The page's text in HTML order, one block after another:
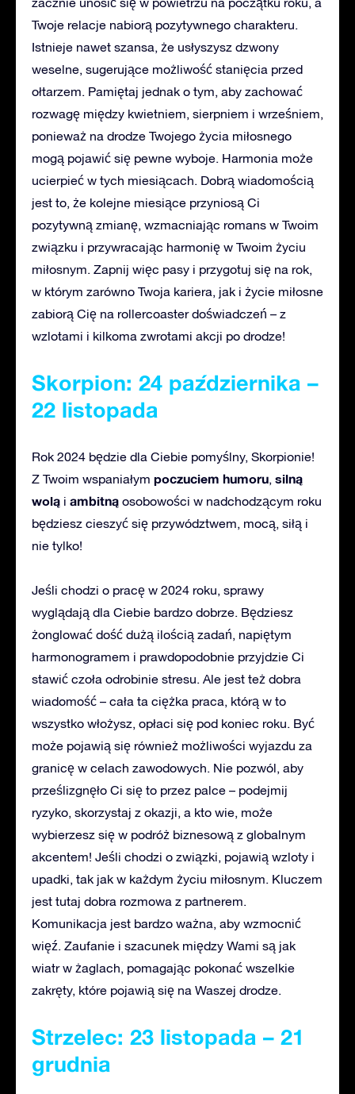
Twoje relacje nabiorą pozytywnego charakteru.
Istnieje nawet szansa, że usłyszysz dzwony
weselne, sugerujące możliwość stanięcia przed
ołtarzem. Pamiętaj jednak o tym, aby zachować
rozwagę między kwietniem, sierpniem i wrześniem,
ponieważ na drodze Twojego życia miłosnego
mogą pojawić się pewne wyboje. Harmonia może
ucierpieć w tych miesiącach. Dobrą wiadomością
jest to, że kolejne miesiące przyniosą Ci
pozytywną zmianę, wzmacniając romans w Twoim
związku i przywracając harmonię w Twoim życiu
miłosnym. Zapnij więc pasy i przygotuj się na rok,
w którym zarówno Twoja kariera, jak i życie miłosne
zabiorą Cię na rollercoaster doświadczeń – z
wzlotami i kilkoma zwrotami akcji po drodze!
Skorpion: 24 października –
22 listopada
Rok 2024 będzie dla Ciebie pomyślny, Skorpionie!
Z Twoim wspaniałym poczuciem humoru, silną
wolą i ambitną osobowości w nadchodzącym roku
będziesz cieszyć się przywództwem, mocą, siłą i
nie tylko!
Jeśli chodzi o pracę w 2024 roku, sprawy
wyglądają dla Ciebie bardzo dobrze. Będziesz
żonglować dość dużą ilością zadań, napiętym
harmonogramem i prawdopodobnie przyjdzie Ci
stawić czoła odrobinie stresu. Ale jest też dobra
wiadomość – cała ta ciężka praca, którą w to
wszystko włożysz, opłaci się pod koniec roku. Być
może pojawią się również możliwości wyjazdu za
granicę w celach zawodowych. Nie pozwól, aby
prześlizgnęło Ci się to przez palce – podejmij
ryzyko, skorzystaj z okazji, a kto wie, może
wybierzesz się w podróż biznesową z globalnym
akcentem! Jeśli chodzi o związki, pojawią wzloty i
upadki, tak jak w każdym życiu miłosnym. Kluczem
jest tutaj dobra rozmowa z partnerem.
Komunikacja jest bardzo ważna, aby wzmocnić
więź. Zaufanie i szacunek między Wami są jak
wiatr w żaglach, pomagając pokonać wszelkie
zakręty, które pojawią się na Waszej drodze.
Strzelec: 23 listopada – 21
grudnia